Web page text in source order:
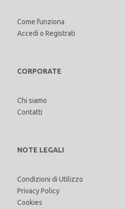
Come funziona
Accedi o Registrati
CORPORATE
Chi siamo
Contatti
NOTE LEGALI
Condizioni di Utilizzo
Privacy Policy
Cookies